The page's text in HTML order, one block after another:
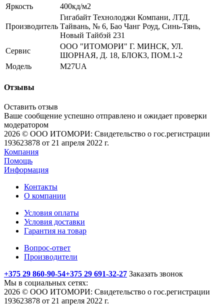
Яркость
400кд/м2
Производитель
Гигабайт Технолоджи Компани, ЛТД.
Тайвань, № 6, Бао Чанг Роуд, Синь-Тянь,
Новый Тайбэй 231
Сервис
ООО "ИТОМОРИ" Г. МИНСК, УЛ.
ШОРНАЯ, Д. 18, БЛОК3, ПОМ.1-2
Модель
M27UA
Отзывы
Оставить отзыв
Ваше сообщение успешно отправлено и ожидает проверки
модератором
2026 © ООО ИТОМОРИ: Свидетельство о гос.регистрации
193623878 от 21 апреля 2022 г.
Компания
Помощь
Информация
Контакты
О компании
Условия оплаты
Условия доставки
Гарантия на товар
Вопрос-ответ
Производители
+375 29 860-90-54+375 29 691-32-27 Заказать звонок
Мы в социальных сетях:
2026 © ООО ИТОМОРИ: Свидетельство о гос.регистрации
193623878 от 21 апреля 2022 г.